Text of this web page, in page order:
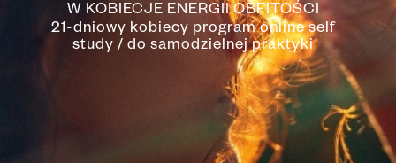
W KOBIECJE ENERGII OBFITOŚCI
21-dniowy kobiecy program online self
study / do samodzielnej praktyki